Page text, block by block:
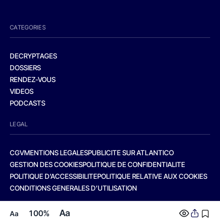
Aa 100% Aa
CATEGORIES
DECRYPTAGES
DOSSIERS
RENDEZ-VOUS
VIDEOS
PODCASTS
LEGAL
CGVMENTIONS LEGALESPUBLICITE SUR ATLANTICO
GESTION DES COOKIESPOLITIQUE DE CONFIDENTIALITE
POLITIQUE D’ACCESSIBILITEPOLITIQUE RELATIVE AUX COOKIES
CONDITIONS GENERALES D’UTILISATION